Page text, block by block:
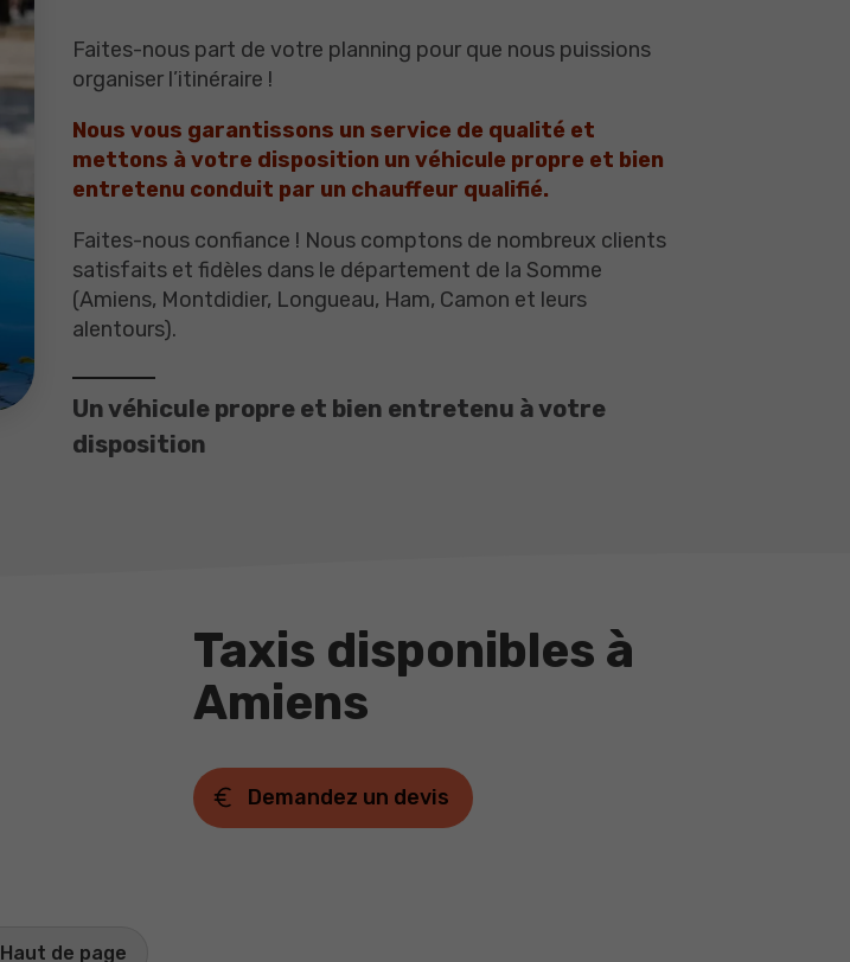
Faites-nous part de votre planning pour que nous puissions
organiser l’itinéraire !
Nous vous garantissons un service de qualité et
mettons à votre disposition un véhicule propre et bien
entretenu conduit par un chauffeur qualifié.
Faites-nous confiance ! Nous comptons de nombreux clients
satisfaits et fidèles dans le département de la Somme
(Amiens, Montdidier, Longueau, Ham, Camon et leurs
alentours).
Un véhicule propre et bien entretenu à votre
disposition
Taxis disponibles à
Amiens
Demandez un devis
Haut de page